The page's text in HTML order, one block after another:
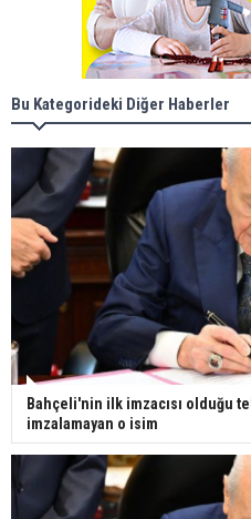
Bu Kategorideki Diğer Haberler
Bahçeli'nin ilk imzacısı olduğu
imzalamayan o isim